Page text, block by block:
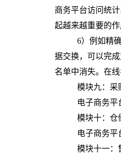
商务平台访问统
起越来越重要的作
6） 例如精
据交换，可以完
名单中消失。在
模块九：采
电子商务平
模块十：仓
电子商务平
模块十一：